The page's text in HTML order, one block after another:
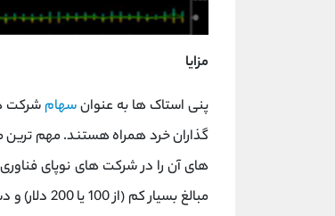
مزایا
پنی استاک ‌ها به عنوانسهام
های آن را در شرکت‌ های نوپای
مبالغ بسیار کم (از 100 یا 200 دلار) و دستیابی به